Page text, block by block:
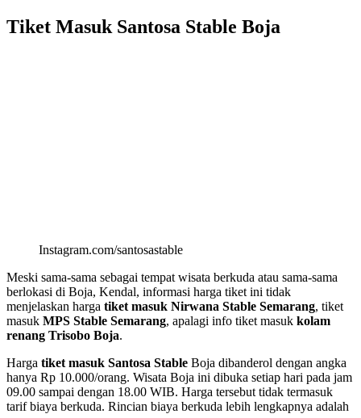
Tiket Masuk Santosa Stable Boja
Instagram.com/santosastable
Meski sama-sama sebagai tempat wisata berkuda atau sama-sama
berlokasi di Boja, Kendal, informasi harga tiket ini tidak
menjelaskan harga tiket masuk Nirwana Stable Semarang, tiket
masuk MPS Stable Semarang, apalagi info tiket masuk kolam
renang Trisobo Boja.
Harga tiket masuk Santosa Stable Boja dibanderol dengan angka
hanya Rp 10.000/orang. Wisata Boja ini dibuka setiap hari pada jam
09.00 sampai dengan 18.00 WIB. Harga tersebut tidak termasuk
tarif biaya berkuda. Rincian biaya berkuda lebih lengkapnya adalah